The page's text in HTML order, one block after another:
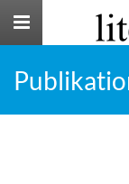
Toggle